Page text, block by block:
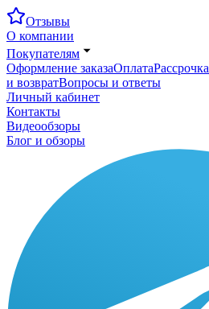
Отзывы
О компании
Покупателям
Оформление заказаОплатаРассрочка
и возвратВопросы и ответы
Личный кабинет
Контакты
Видеообзоры
Блог и обзоры